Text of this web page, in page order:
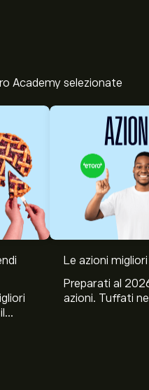
Academy selezionate
Le azioni
Preparati al
azioni. Tuffati